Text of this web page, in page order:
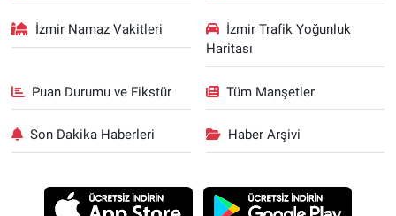
İzmir Namaz Vakitleri
İzmir Trafik Yoğunluk
Haritası
Puan Durumu ve Fikstür Tüm Manşetler
Son Dakika Haberleri Haber Arşivi